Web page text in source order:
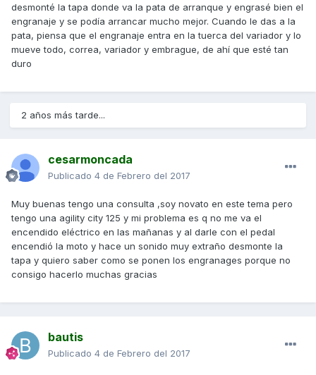
desmonté la tapa donde va la pata de arranque y engrasé bien el
engranaje y se podía arrancar mucho mejor. Cuando le das a la
pata, piensa que el engranaje entra en la tuerca del variador y lo
mueve todo, correa, variador y embrague, de ahí que esté tan
duro
2 años más tarde...
cesarmoncada
Publicado 4 de Febrero del 2017
Muy buenas tengo una consulta ,soy novato en este tema pero
tengo una agility city 125 y mi problema es q no me va el
encendido eléctrico en las mañanas y al darle con el pedal
encendió la moto y hace un sonido muy extraño desmonte la
tapa y quiero saber como se ponen los engranages porque no
consigo hacerlo muchas gracias
bautis
Publicado 4 de Febrero del 2017